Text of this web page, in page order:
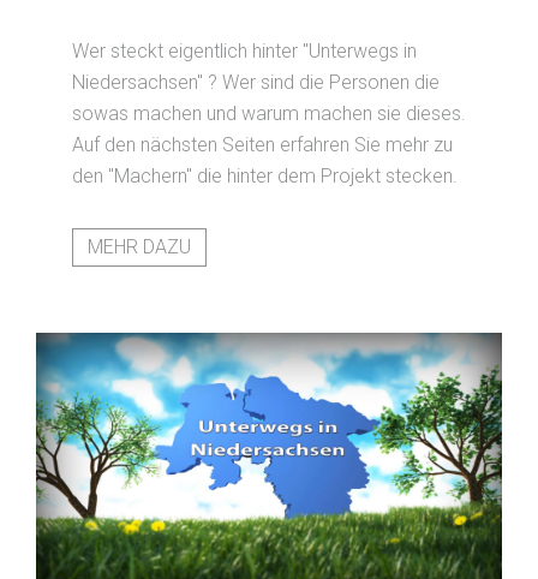
Wer steckt eigentlich hinter "Unterwegs in
Niedersachsen" ? Wer sind die Personen die
sowas machen und warum machen sie dieses.
Auf den nächsten Seiten erfahren Sie mehr zu
den "Machern" die hinter dem Projekt stecken.
MEHR DAZU